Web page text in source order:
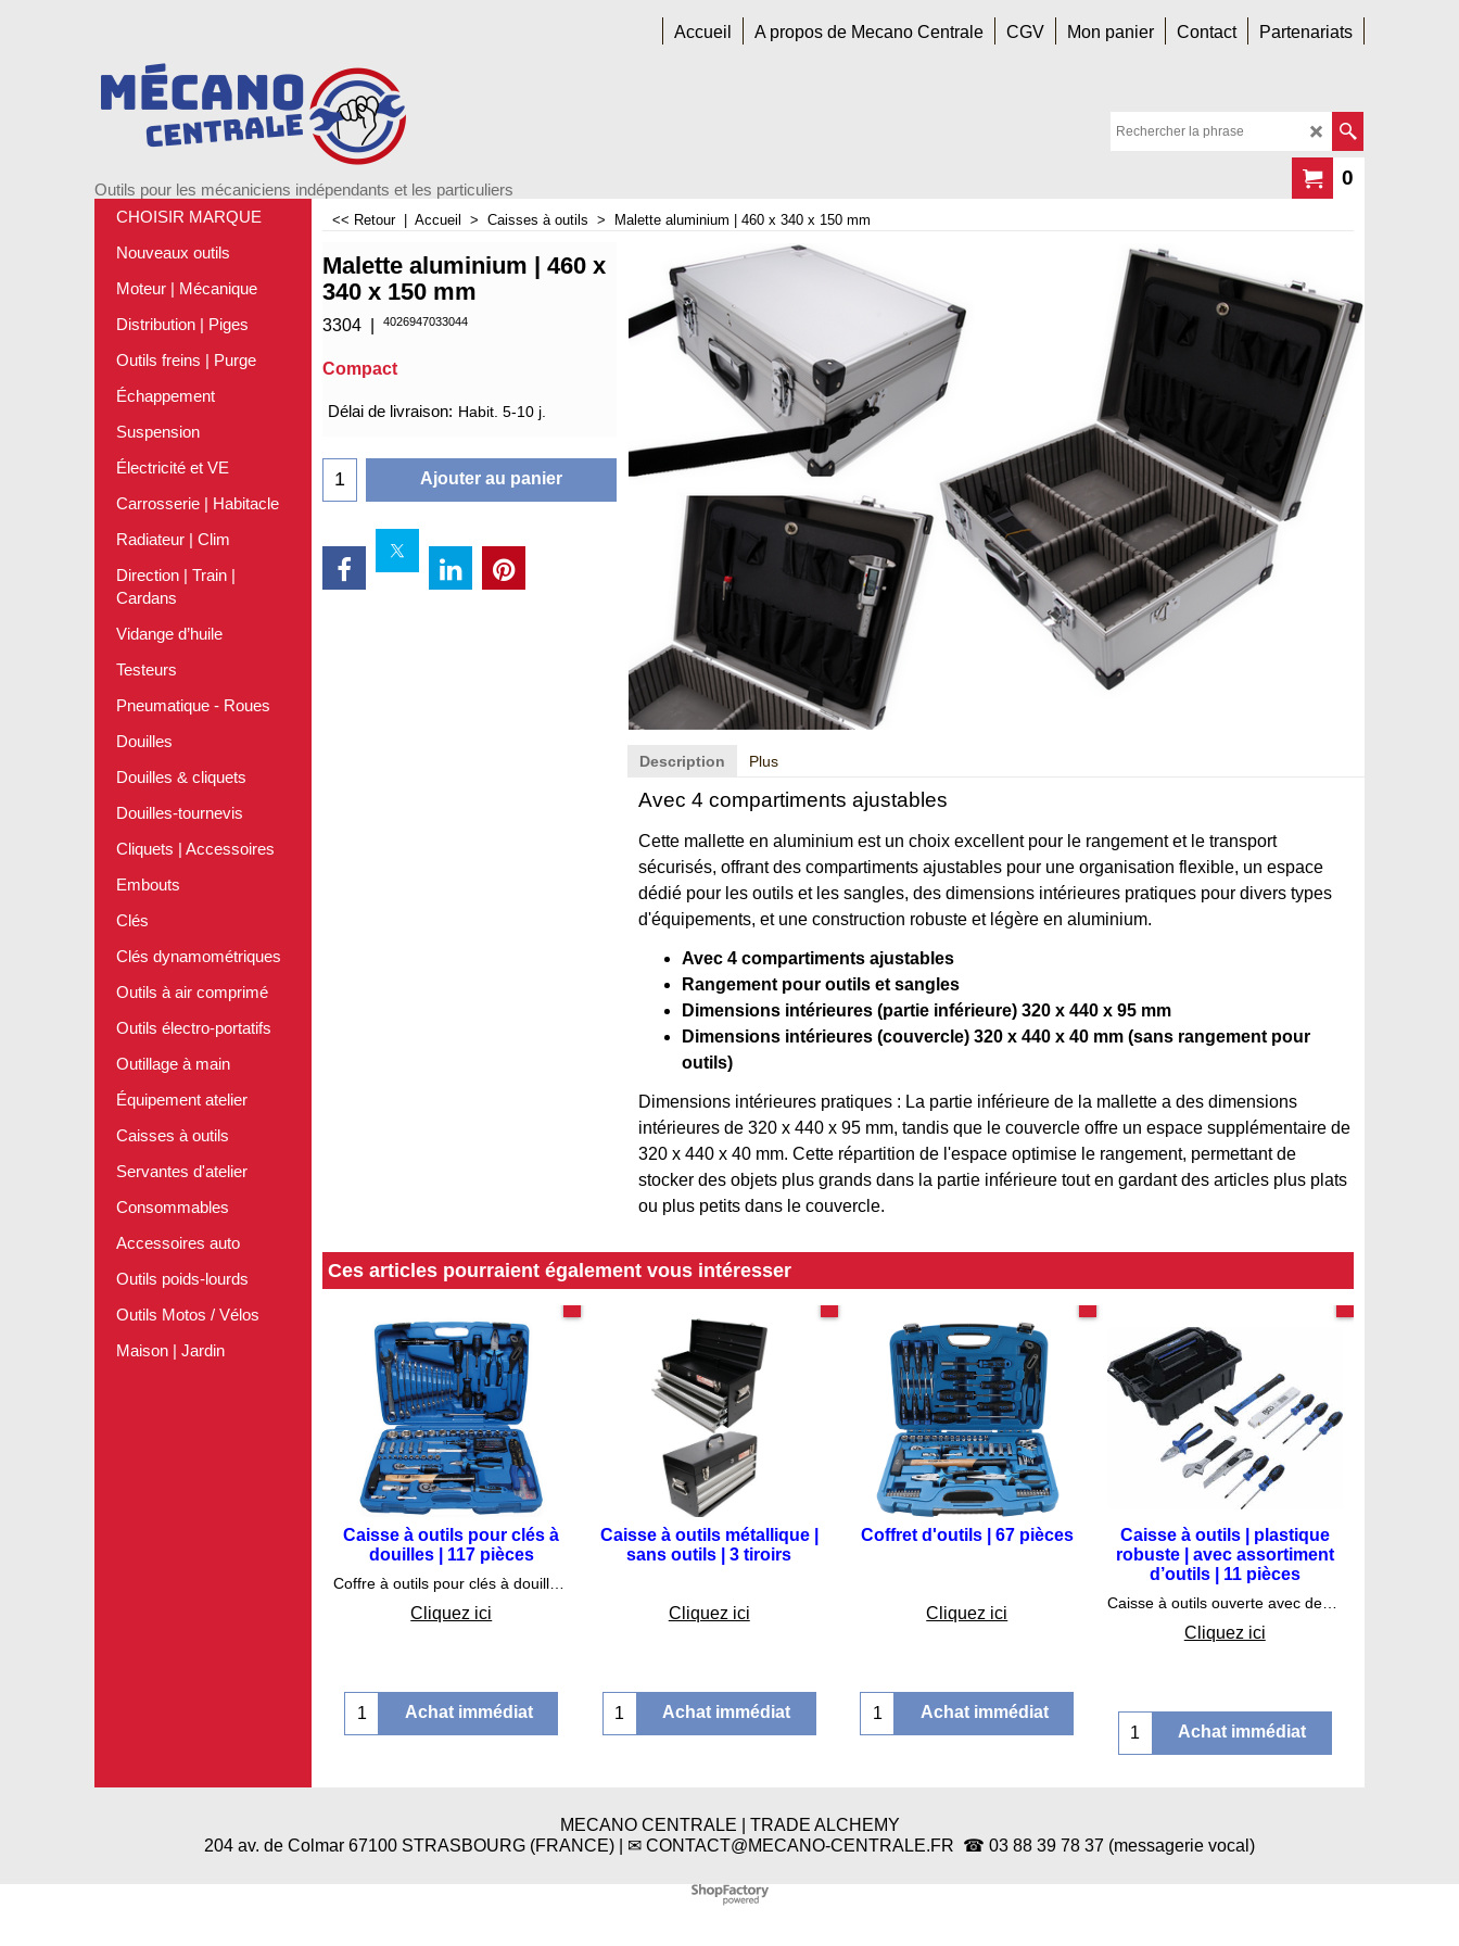
Accueil A propos de Mecano Centrale CGV Mon panier Contact Partenariats
Outils pour les mécaniciens indépendants et les particuliers
0
CHOISIR MARQUE
Nouveaux outils
Moteur | Mécanique
Distribution | Piges
Outils freins | Purge
Échappement
Suspension
Électricité et VE
Carrosserie | Habitacle
Radiateur | Clim
Direction | Train |
Cardans
Vidange d’huile
Testeurs
Pneumatique - Roues
Douilles
Douilles & cliquets
Douilles-tournevis
Cliquets | Accessoires
Embouts
Clés
Clés dynamométriques
Outils à air comprimé
Outils électro-portatifs
Outillage à main
Équipement atelier
Caisses à outils
Servantes d'atelier
Consommables
Accessoires auto
Outils poids-lourds
Outils Motos / Vélos
Maison | Jardin
<< Retour Accueil > Caisses à outils > Malette aluminium | 460 x 340 x 150 mm
Malette aluminium | 460 x
340 x 150 mm
3304 4026947033044
Compact
€52.75
Description Plus
Avec 4 compartiments ajustables
Cette mallette en aluminium est un choix excellent pour le rangement et le transport
sécurisés, offrant des compartiments ajustables pour une organisation flexible, un espace
dédié pour les outils et les sangles, des dimensions intérieures pratiques pour divers types
d'équipements, et une construction robuste et légère en aluminium.
Avec 4 compartiments ajustables
Rangement pour outils et sangles
Dimensions intérieures (partie inférieure) 320 x 440 x 95 mm
Dimensions intérieures (couvercle) 320 x 440 x 40 mm (sans rangement pour
outils)
Dimensions intérieures pratiques : La partie inférieure de la mallette a des dimensions
intérieures de 320 x 440 x 95 mm, tandis que le couvercle offre un espace supplémentaire de
320 x 440 x 40 mm. Cette répartition de l'espace optimise le rangement, permettant de
stocker des objets plus grands dans la partie inférieure tout en gardant des articles plus plats
ou plus petits dans le couvercle.
Ces articles pourraient également vous intéresser
117 pièces
Caisse à outils pour clés à
douilles | 117 pièces
€147.75 Coffre à outils pour clés à douilles | BGS 9029
Cliquez ici
Achat immédiat
3 tiroirs
Caisse à outils métallique |
sans outils | 3 tiroirs
Cliquez ici
Achat immédiat
Qualité Pro
Coffret d'outils | 67 pièces
Cliquez ici
Achat immédiat
Qualité PRO
Caisse à outils | plastique
robuste | avec assortiment
d’outils | 11 pièces
€43.75 Caisse à outils ouverte avec deux grands compartiments individuels pour le transport d’outils et de petites pièces
Cliquez ici
Achat immédiat
MECANO CENTRALE | TRADE ALCHEMY
204 av. de Colmar 67100 STRASBOURG (FRANCE) | ✉ CONTACT@MECANO-CENTRALE.FR ☎ 03 88 39 78 37 (messagerie vocal)
Boutique en ligne créés
avec le logiciel